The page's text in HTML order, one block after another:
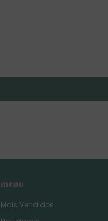
menu
Mais Vendidos